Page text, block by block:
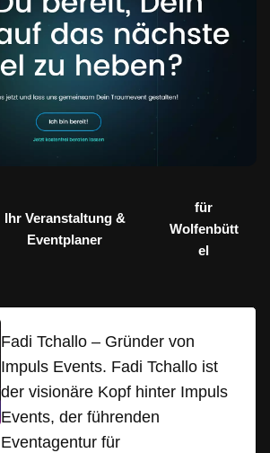
Ihr Veranstaltung &
Eventplaner
für
Wolfenbütt
el
Fadi Tchallo – Gründer von
Impuls Events. Fadi Tchallo ist
der visionäre Kopf hinter Impuls
Events, der führenden
Eventagentur für